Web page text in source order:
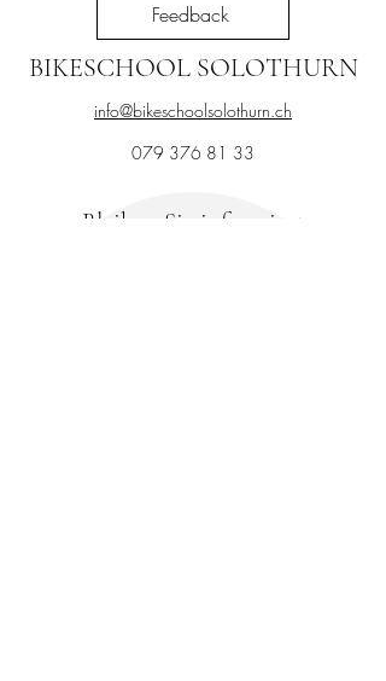
Feedback
BIKESCHOOL SOLOTHURN
info@bikeschoolsolothurn.ch
079 376 81 33
Bleiben Sie informiert